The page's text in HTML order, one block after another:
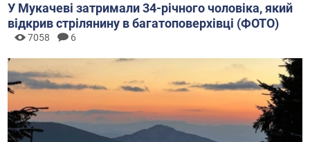
У Мукачеві затримали 34-річного чоловіка, який
відкрив стрілянину в багатоповерхівці (ФОТО)
7058 6